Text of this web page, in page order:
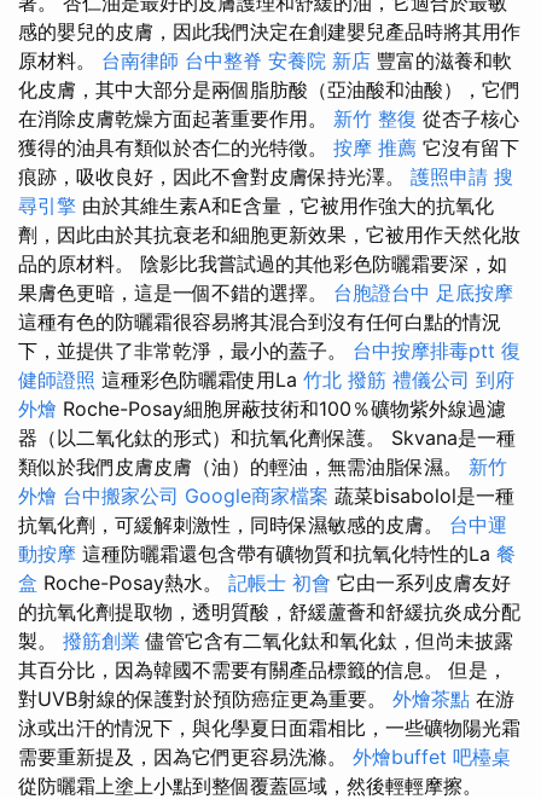
感的嬰兒的皮膚，因此我們決定在創建嬰兒產品時將其用作
原材料。 台南律師 台中整脊 安養院 新店 豐富的滋養和軟
化皮膚，其中大部分是兩個脂肪酸（亞油酸和油酸），它們
在消除皮膚乾燥方面起著重要作用。 新竹 整復 從杏子核心
獲得的油具有類似於杏仁的光特徵。 按摩 推薦 它沒有留下
痕跡，吸收良好，因此不會對皮膚保持光澤。 護照申請 搜
尋引擎 由於其維生素A和E含量，它被用作強大的抗氧化
劑，因此由於其抗衰老和細胞更新效果，它被用作天然化妝
品的原材料。 陰影比我嘗試過的其他彩色防曬霜要深，如
果膚色更暗，這是一個不錯的選擇。 台胞證台中 足底按摩
這種有色的防曬霜很容易將其混合到沒有任何白點的情況
下，並提供了非常乾淨，最小的蓋子。 台中按摩排毒ptt 復
健師證照 這種彩色防曬霜使用La 竹北 撥筋 禮儀公司 到府
外燴 Roche-Posay細胞屏蔽技術和100％礦物紫外線過濾
器（以二氧化鈦的形式）和抗氧化劑保護。 Skvana是一種
類似於我們皮膚皮膚（油）的輕油，無需油脂保濕。 新竹
外燴 台中搬家公司 Google商家檔案 蔬菜bisabolol是一種
抗氧化劑，可緩解刺激性，同時保濕敏感的皮膚。 台中運
動按摩 這種防曬霜還包含帶有礦物質和抗氧化特性的La 餐
盒 Roche-Posay熱水。 記帳士 初會 它由一系列皮膚友好
的抗氧化劑提取物，透明質酸，舒緩蘆薈和舒緩抗炎成分配
製。 撥筋創業 儘管它含有二氧化鈦和氧化鈦，但尚未披露
其百分比，因為韓國不需要有關產品標籤的信息。 但是，
對UVB射線的保護對於預防癌症更為重要。 外燴茶點 在游
泳或出汗的情況下，與化學夏日面霜相比，一些礦物陽光霜
需要重新提及，因為它們更容易洗滌。 外燴buffet 吧檯桌
從防曬霜上塗上小點到整個覆蓋區域，然後輕輕摩擦。